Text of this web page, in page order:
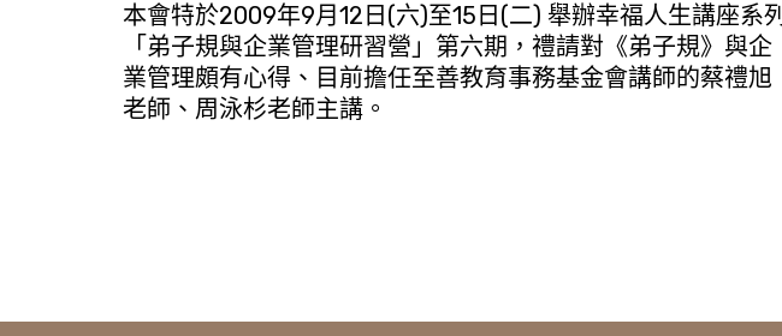
本會特於2009年9月12日(六)至15日(二) 舉辦幸福人生講座系列
「弟子規與企業管理研習營」第六期，禮請對《弟子規》與企
業管理頗有心得、目前擔任至善教育事務基金會講師的蔡禮旭
老師、周泳杉老師主講。